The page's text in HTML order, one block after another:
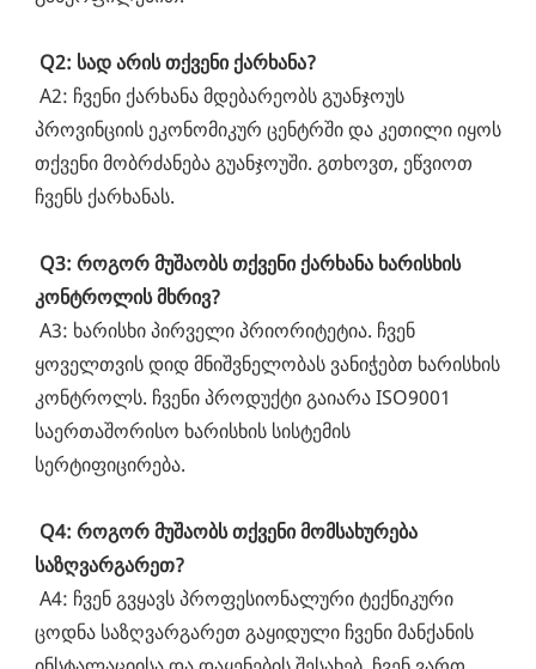
Q2: სად არის თქვენი ქარხანა?
პროვინციის ეკონომიკურ ცენტრში და კეთილი იყოს
თქვენი მობრძანება გუანჯოუში. გთხოვთ, ეწვიოთ
ჩვენს ქარხანას.
Q3: როგორ მუშაობს თქვენი ქარხანა ხარისხის
კონტროლის მხრივ?
ყოველთვის დიდ მნიშვნელობას ვანიჭებთ ხარისხის
კონტროლს. ჩვენი პროდუქტი გაიარა ISO9001
საერთაშორისო ხარისხის სისტემის
სერტიფიცირება.
Q4: როგორ მუშაობს თქვენი მომსახურება
საზღვარგარეთ?
ცოდნა საზღვარგარეთ გაყიდული ჩვენი მანქანის